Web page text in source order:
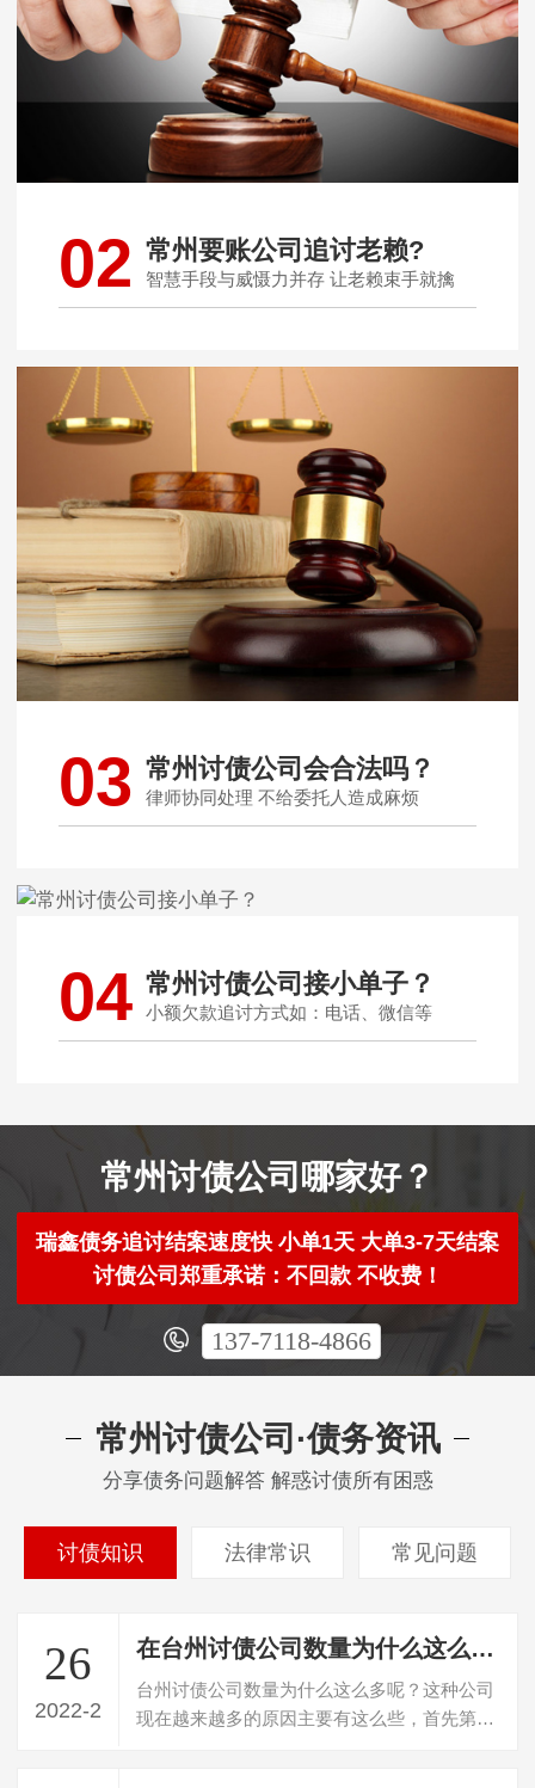
02 常州要账公司追讨老赖?
智慧手段与威慑力并存 让老赖束手就擒
03 常州讨债公司会合法吗？
律师协同处理 不给委托人造成麻烦
04 常州讨债公司接小单子？
小额欠款追讨方式如：电话、微信等
常州讨债公司哪家好？
瑞鑫债务追讨结案速度快 小单1天 大单3-7天结案
讨债公司郑重承诺：不回款 不收费！
137-7118-4866
常州讨债公司·债务资讯
分享债务问题解答 解惑讨债所有困惑
讨债知识 法律常识 常见问题
26
2022-2
在台州讨债公司数量为什么这么的多
台州讨债公司数量为什么这么多呢？这种公司
现在越来越多的原因主要有这么些，首先第1